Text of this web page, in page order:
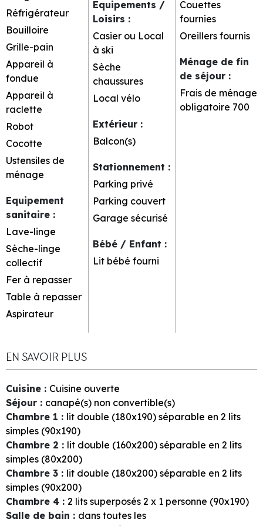
Réfrigérateur
Bouilloire
Grille-pain
Appareil à
fondue
Appareil à
raclette
Robot
Cocotte
Ustensiles de
ménage
Equipement
sanitaire :
Lave-linge
Sèche-linge
collectif
Fer à repasser
Table à repasser
Aspirateur
Equipements /
Loisirs :
Casier ou Local
à ski
Sèche
chaussures
Local vélo
Extérieur :
Balcon(s)
Stationnement :
Parking privé
Parking couvert
Garage sécurisé
Bébé / Enfant :
Lit bébé fourni
Couettes
fournies
Oreillers fournis
Ménage de fin
de séjour :
Frais de ménage
obligatoire 700
EN SAVOIR PLUS
Cuisine : Cuisine ouverte
Séjour : canapé(s) non convertible(s)
Chambre 1 : lit double (180x190) séparable en 2 lits
simples (90x190)
Chambre 2 : lit double (160x200) séparable en 2 lits
simples (80x200)
Chambre 3 : lit double (180x200) séparable en 2 lits
simples (90x200)
Chambre 4 : 2 lits superposés 2 x 1 personne (90x190)
Salle de bain : dans toutes les